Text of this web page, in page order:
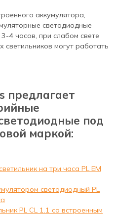
аккумулятора,
светодиодные
4 часов, при слабом свете
могут работать
предлагает
под
маркой:
на три часа PL EM
светодиодный PL
PL CL 1.1 со встроенным